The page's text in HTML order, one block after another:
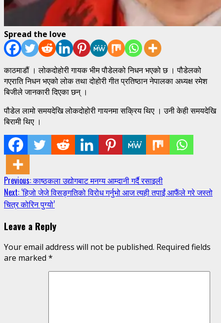
Spread the love
काठमाडौं । लोकदोहोरी गायक भीम पौडेलको निधन भएको छ । पौडेलको
गएराति निधन भएको लोक तथा दोहोरी गीत प्रतिष्ठान नेपालका अध्यक्ष रमेश
बिजीले जानकारी दिएका छन् ।
पौडेल लामो समयदेखि लोकदोहोरी गायनमा सक्रिय थिए । उनी केही समयदेखि
बिरामी थिए ।
Continue
Reading
Previous:काष्ठकला उद्योगबाट मनग्य आम्दानी गर्दै रसाइली
Next: ‘हिजो जेजे विसङ्गतिको विरोध गर्नुभो आज त्यही तपाईं आफैंले गरे जस्तो
चित्र कोरिन पुग्यो’
Leave a Reply
Your email address will not be published. Required fields
are marked *